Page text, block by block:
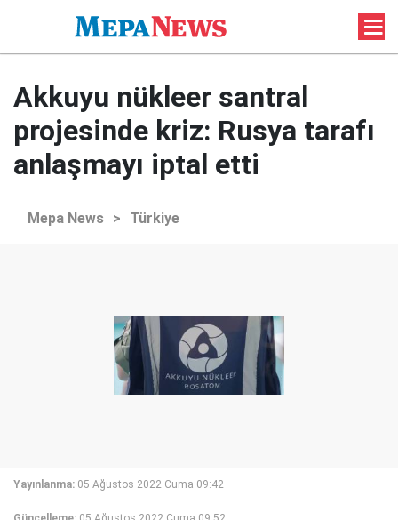
Akkuyu nükleer santral
projesinde kriz: Rusya tarafı
anlaşmayı iptal etti
Mepa News > Türkiye
Yayınlanma: 05 Ağustos 2022 Cuma 09:42